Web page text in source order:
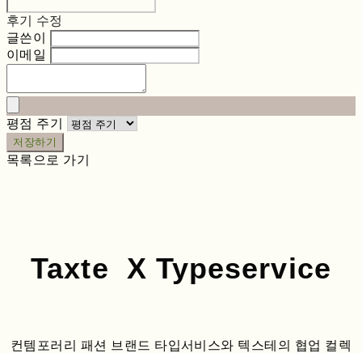
후기 수정
글쓴이
이메일
평점 주기
저장하기
목록으로 가기
Taxte X Typeservice
컨템포러리 패션 브랜드 타입서비스와 텍스테의 협업 컬렉